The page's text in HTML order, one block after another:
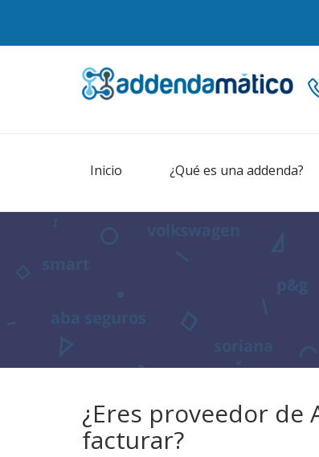
Inicio ¿Qué es una addenda?
¿Eres proveedor de
facturar?